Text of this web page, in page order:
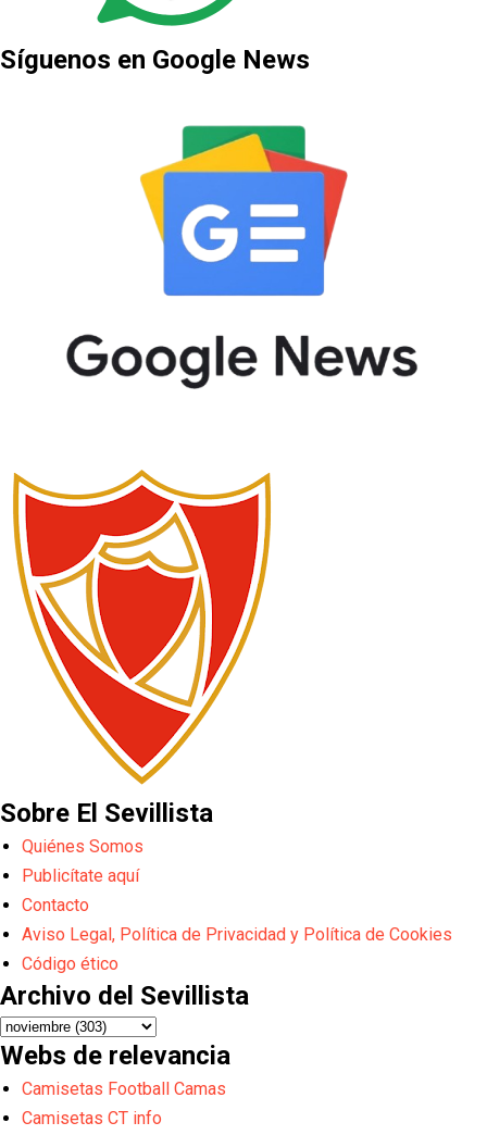
Síguenos en Google News
Sobre El Sevillista
Quiénes Somos
Publicítate aquí
Contacto
Aviso Legal, Política de Privacidad y Política de Cookies
Código ético
Archivo del Sevillista
Webs de relevancia
Camisetas Football Camas
Camisetas CT info